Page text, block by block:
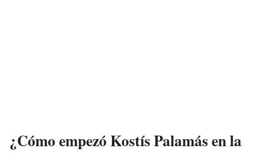
¿Cómo empezó Kostís Palamás en la